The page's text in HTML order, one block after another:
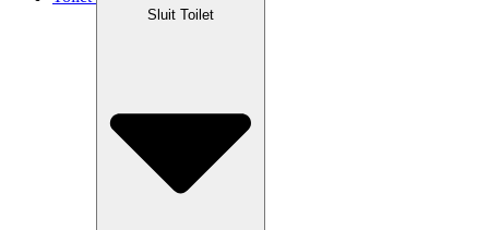
Sluit Toilet